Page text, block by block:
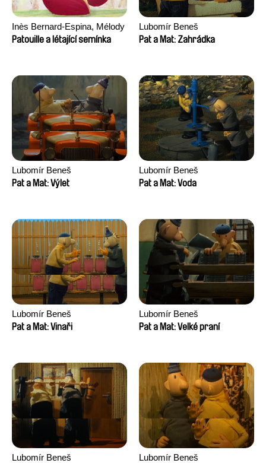
Inès Bernard-Espina, Mélody
Boulissière, Clémentine
Patouille a létající semínka
Lubomír Beneš
Pat a Mat: Zahrádka
Lubomír Beneš
Pat a Mat: Výlet
Lubomír Beneš
Pat a Mat: Voda
Lubomír Beneš
Pat a Mat: Vinaři
Lubomír Beneš
Pat a Mat: Velké praní
Lubomír Beneš
Lubomír Beneš